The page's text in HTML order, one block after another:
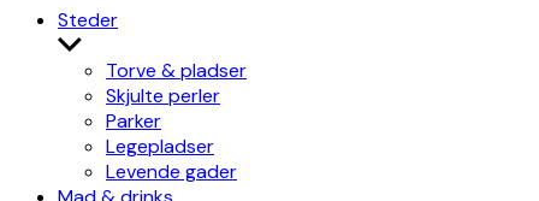
Steder
Show
sub
menu
Torve & pladser
Skjulte perler
Parker
Legepladser
Levende gader